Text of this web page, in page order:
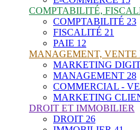
COMPTABILITÉ,
COMPTABILITÉ 23
FISCALITÉ 21
PAIE 12
MANAGEMENT, VENTE
MARKETING
MANAGEMENT 28
COMMERCIAL -
MARKETING
DROIT ET IMMOBILIER
DROIT 26